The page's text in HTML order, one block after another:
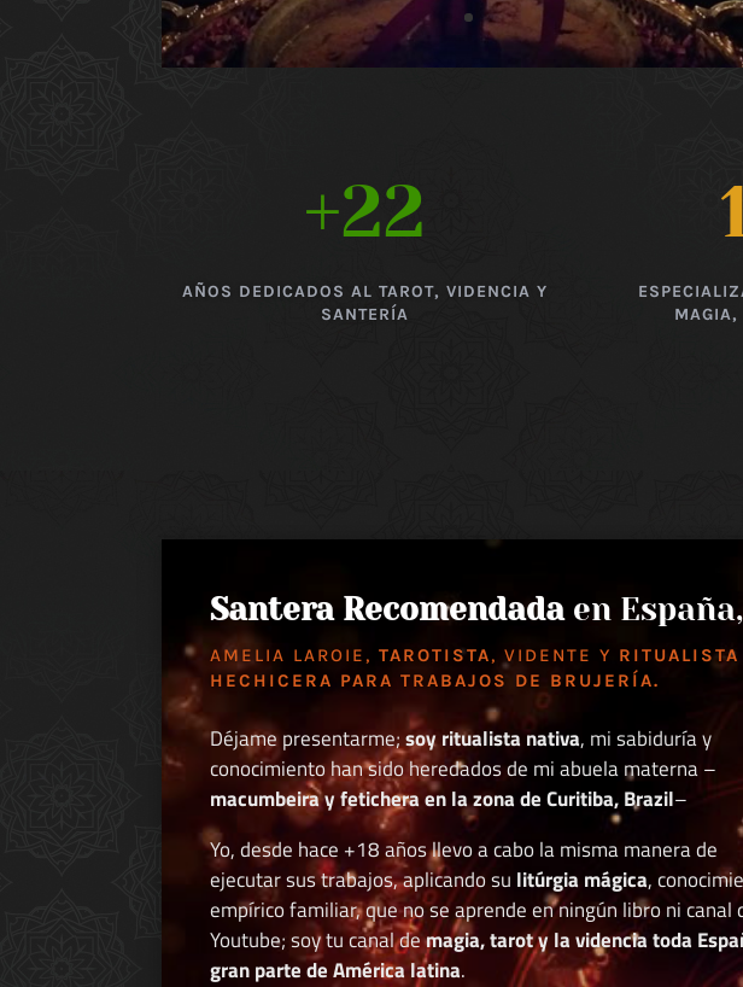
+22
AÑOS DEDICADOS AL TAROT, VIDENCIA Y
SANTERÍA
MAGIA,
Santera Recomendadaen España,
AMELIA LAROIE,TAROTISTA, VIDENTE Y RITUALISTA
HECHICERA PARA TRABAJOS DE BRUJERÍA.
Déjame presentarme;soy ritualista nativa, mi sabiduría y
conocimiento han sido heredados de mi abuela materna –
macumbeira y fetichera en la zona de Curitiba, Brazil–
Yo, desde hace +18 años llevo a cabo la misma manera de
ejecutar sus trabajos, aplicando su litúrgia mágica,
empírico familiar, que no se aprende en ningún libro ni canal
Youtube; soy tu canal demagia, tarot y la videncia toda
gran parte de América latina.